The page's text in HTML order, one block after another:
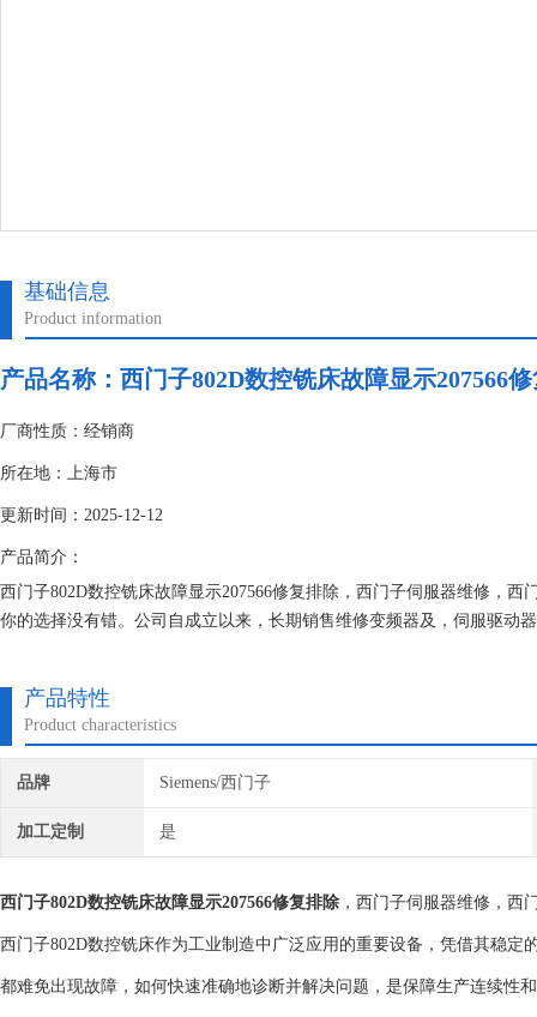
基础信息
Product information
产品名称： 西门子802D数控铣床故障显示207566
厂商性质：经销商
所在地：上海市
更新时间：2025-12-12
产品简介：
西门子802D数控铣床故障显示207566修复排除，西门子伺服器维修，
你的选择没有错。公司自成立以来，长期销售维修变频器及，伺服驱动
产品特性
Product characteristics
品牌 Siemens/西门子
加工定制 是
西门子802D数控铣床故障显示207566修复排除 ，西门子伺服器维修，西
西门子802D数控铣床作为工业制造中广泛应用的重要设备，凭借其稳
都难免出现故障，如何快速准确地诊断并解决问题，是保障生产连续性